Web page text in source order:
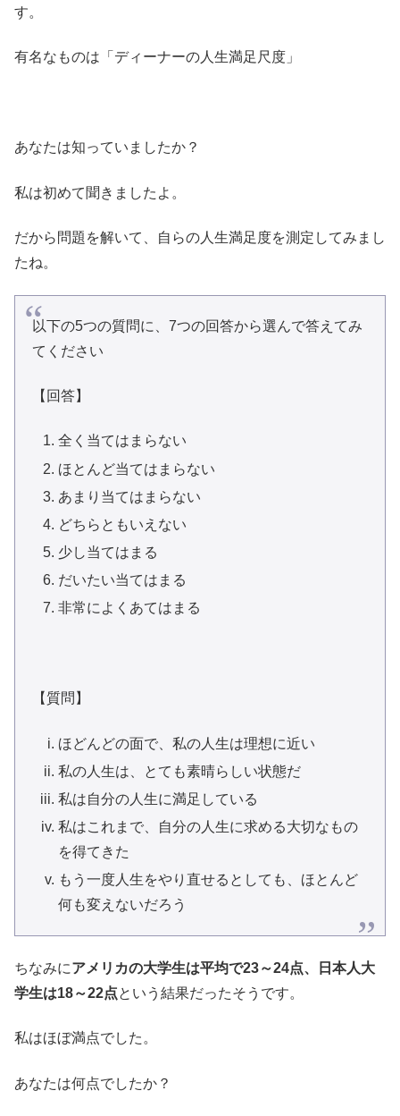
す。
有名なものは「ディーナーの人生満足尺度」
あなたは知っていましたか？
私は初めて聞きましたよ。
だから問題を解いて、自らの人生満足度を測定してみまし
たね。
以下の5つの質問に、7つの回答から選んで答えてみ
てください
【回答】
全く当てはまらない
ほとんど当てはまらない
あまり当てはまらない
どちらともいえない
少し当てはまる
だいたい当てはまる
非常によくあてはまる
【質問】
ほどんどの面で、私の人生は理想に近い
私の人生は、とても素晴らしい状態だ
私は自分の人生に満足している
私はこれまで、自分の人生に求める大切なもの
を得てきた
もう一度人生をやり直せるとしても、ほとんど
何も変えないだろう
ちなみにアメリカの大学生は平均で23～24点、日本人大
学生は18～22点という結果だったそうです。
私はほぼ満点でした。
あなたは何点でしたか？